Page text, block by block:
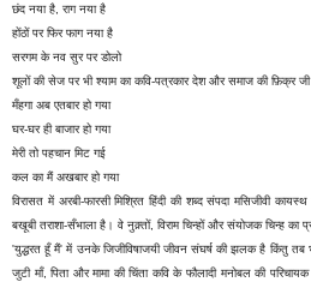
छंद नया है, राग नया है
होंठों पर फिर फाग नया है
सरगम के नव सुर पर डोलो
शूलों की सेज पर भी श्याम का कवि-पत्रकार देश और समाज की फ़िक्र जी
मँहगा अब एतबार हो गया
घर-घर ही बाजार हो गया
मेरी तो पहचान मिट गई
कल का मैं अखबार हो गया
विरासत में अरबी-फारसी मिश्रित हिंदी की शब्द संपदा मसिजीवी
बखूबी तराशा-सँभाला है। वे नुक़्तों, विराम चिन्हों और संयोजक चिन्ह का
'युद्धरत हूँ मैं' में उनके जिजीविषाजयी जीवन संघर्ष की झलक है किंतु तब
जुटी माँ, पिता और मामा की चिंता कवि के फौलादी मनोबल की